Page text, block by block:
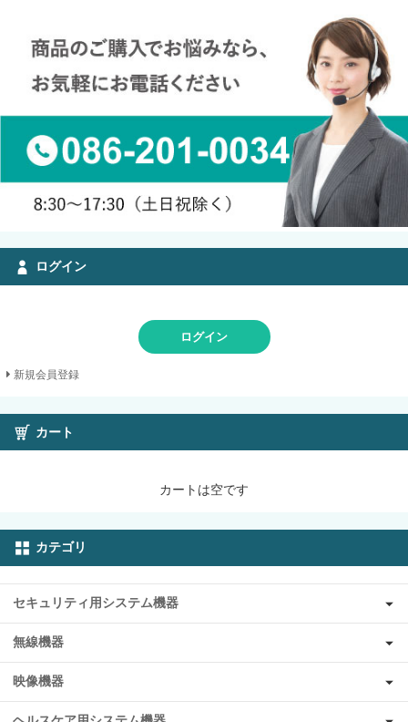
ログイン
ログイン
新規会員登録
カート
カートは空です
カテゴリ
セキュリティ用システム機器
無線機器
映像機器